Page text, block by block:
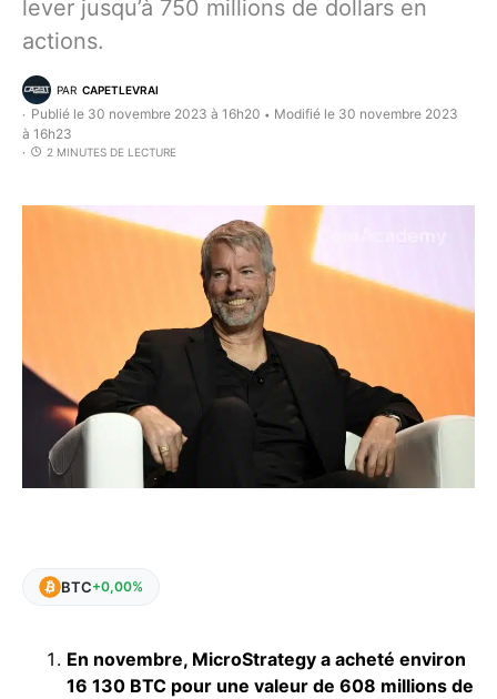
lever jusqu’à 750 millions de dollars en
actions.
PAR CAPETLEVRAI
Publié le 30 novembre 2023 à 16h20 • Modifié le 30 novembre 2023
à 16h23
2 MINUTES DE LECTURE
BTC+0,00%
En novembre, MicroStrategy a acheté environ
16 130 BTC pour une valeur de 608 millions de